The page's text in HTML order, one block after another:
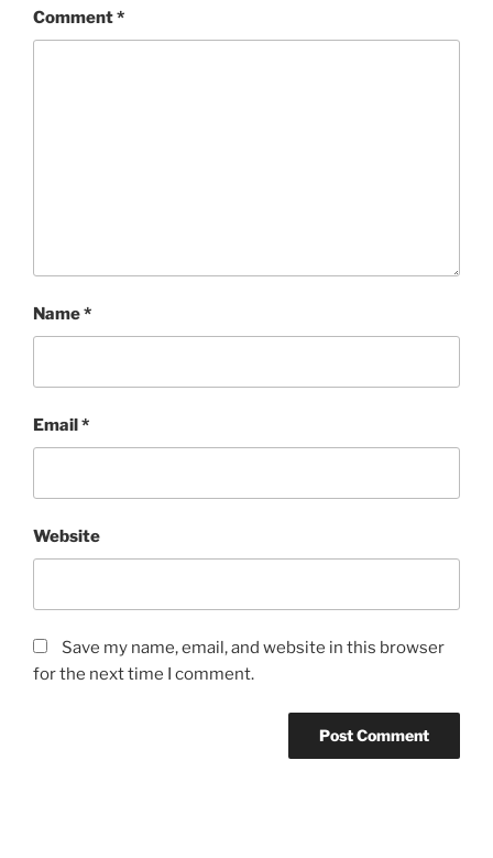
Comment*
Name*
Email *
Website
Save my name, email, and website in this browser
for the next time I comment.